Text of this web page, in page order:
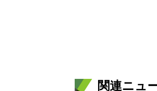
関連ニュ